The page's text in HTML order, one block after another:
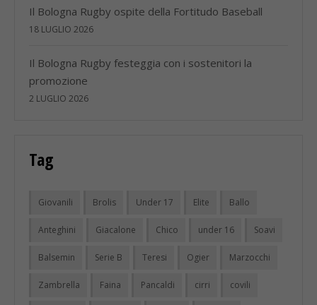
Il Bologna Rugby ospite della Fortitudo Baseball
18 LUGLIO 2026
Il Bologna Rugby festeggia con i sostenitori la
promozione
2 LUGLIO 2026
Tag
Giovanili Brolis Under 17 Elite Ballo
Anteghini Giacalone Chico under 16 Soavi
Balsemin Serie B Teresi Ogier Marzocchi
Zambrella Faina Pancaldi cirri covili